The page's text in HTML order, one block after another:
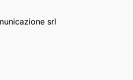
srl